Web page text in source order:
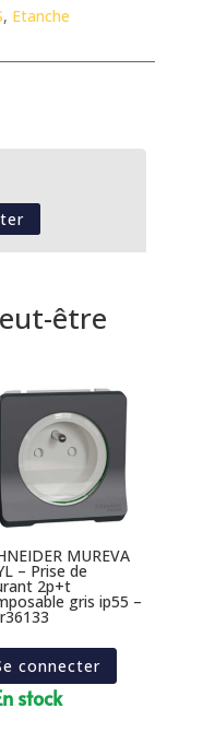
, Etanche
être
MUREVA
– Prise de
2p+t
gris ip55 –
connecter
stock